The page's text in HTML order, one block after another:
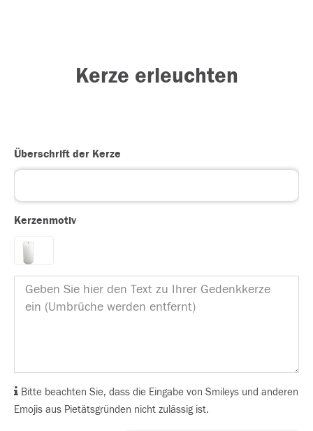
Kerze erleuchten
Überschrift der Kerze
Kerzenmotiv
Bitte beachten Sie, dass die Eingabe von Smileys und anderen
Emojis aus Pietätsgründen nicht zulässig ist.